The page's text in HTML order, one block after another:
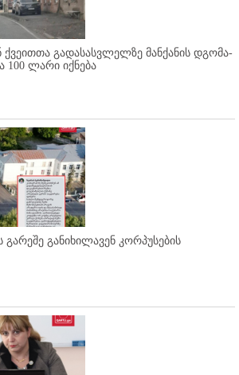
გადასასვლელზე მანქანის დგომა-
100 ლარი იქნება
გარეშე განიხილავენ კორპუსების